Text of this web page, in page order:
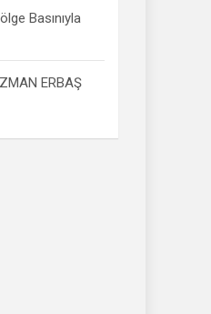
Basınıyla
ERBAŞ